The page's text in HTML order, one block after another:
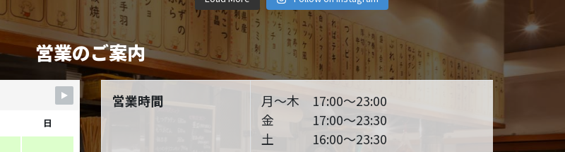
12月 8
11月 6
11月 4
10月 5
9月 28
9月 25
9月 22
営業のご案内
日
営業時間
月～木 17:00～23:00
金 17:00～23:30
土 16:00～23:30